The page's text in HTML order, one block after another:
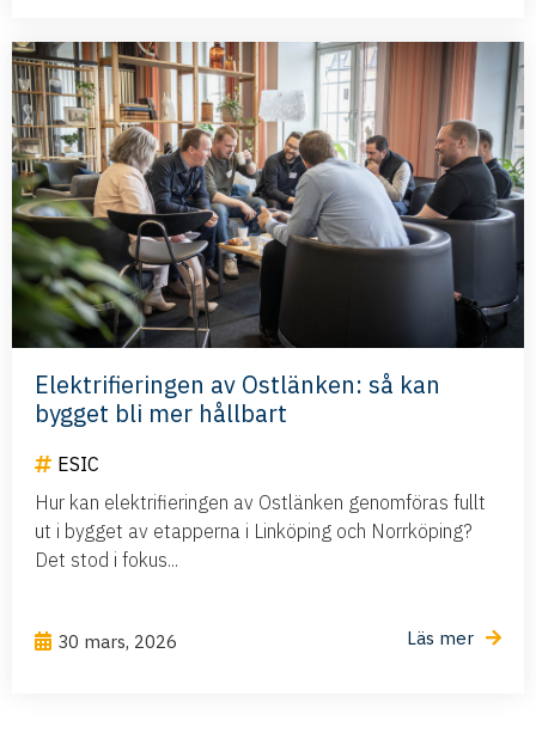
Elektrifieringen av Ostlänken: så kan
bygget bli mer hållbart
ESIC
Hur kan elektrifieringen av Ostlänken genomföras fullt
ut i bygget av etapperna i Linköping och Norrköping?
Det stod i fokus...
30 mars, 2026 Läs mer